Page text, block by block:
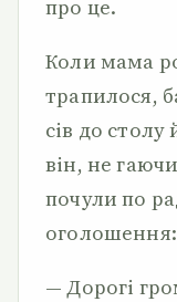
про це.
Коли мама
трапилося,
сів до
він, не
почули по
оголошення:
— Дорогі